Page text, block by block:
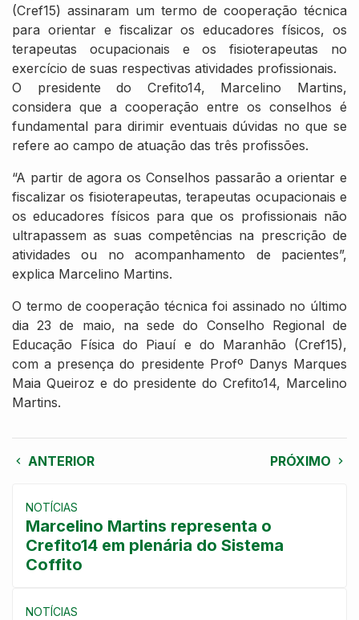
(Cref15) assinaram um termo de cooperação técnica
para orientar e fiscalizar os educadores físicos, os
terapeutas ocupacionais e os fisioterapeutas no
exercício de suas respectivas atividades profissionais.
O presidente do Crefito14, Marcelino Martins,
considera que a cooperação entre os conselhos é
fundamental para dirimir eventuais dúvidas no que se
refere ao campo de atuação das três profissões.
“A partir de agora os Conselhos passarão a orientar e
fiscalizar os fisioterapeutas, terapeutas ocupacionais e
os educadores físicos para que os profissionais não
ultrapassem as suas competências na prescrição de
atividades ou no acompanhamento de pacientes”,
explica Marcelino Martins.
O termo de cooperação técnica foi assinado no último
dia 23 de maio, na sede do Conselho Regional de
Educação Física do Piauí e do Maranhão (Cref15),
com a presença do presidente Profº Danys Marques
Maia Queiroz e do presidente do Crefito14, Marcelino
Martins.
ANTERIOR PRÓXIMO
NOTÍCIAS
Marcelino Martins representa o
Crefito14 em plenária do Sistema
Coffito
NOTÍCIAS